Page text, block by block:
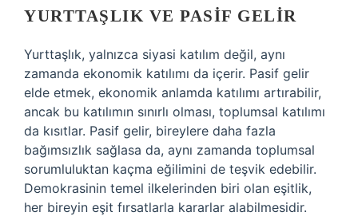
YURTTAŞLIK VE PASIF GELIR
Yurttaşlık, yalnızca siyasi katılım değil, aynı
zamanda ekonomik katılımı da içerir. Pasif gelir
elde etmek, ekonomik anlamda katılımı artırabilir,
ancak bu katılımın sınırlı olması, toplumsal katılımı
da kısıtlar. Pasif gelir, bireylere daha fazla
bağımsızlık sağlasa da, aynı zamanda toplumsal
sorumluluktan kaçma eğilimini de teşvik edebilir.
Demokrasinin temel ilkelerinden biri olan eşitlik,
her bireyin eşit fırsatlarla kararlar alabilmesidir.